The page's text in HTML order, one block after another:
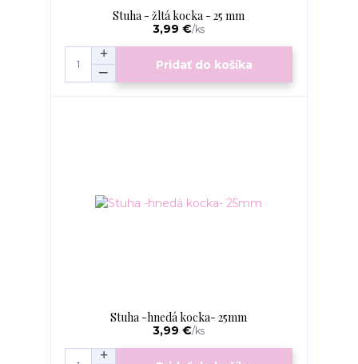
Stuha - žltá kocka - 25 mm
3,99 €/ks
Pridať do košíka
Stuha -hnedá kocka- 25mm
3,99 €/ks